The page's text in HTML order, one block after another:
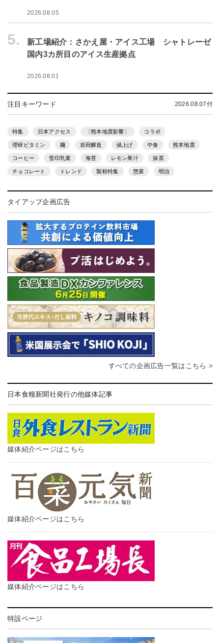
2026.08.05
5.
新工場紹介：さかえ屋・アイス工場 シャトレーゼ
国内3カ所目のアイス生産拠点
2026.08.01
注目キーワード 2026.08.07付
特集 日本アクセス 〔熊本地震影響〕 コラボ
理研ビタミン 麺 岩田醸造 値上げ 中食 熊本地震
コーヒー 雪印乳業 海苔 レモン果汁 抹茶
チョコレート トレンド 製粉特集 惣菜 明治
タイアップ企画広告
すべての企画広告一覧はこちら >
日本食糧新聞社発行の他媒体記事
媒体紹介ページはこちら
媒体紹介ページはこちら
媒体紹介ページはこちら
特設ページ